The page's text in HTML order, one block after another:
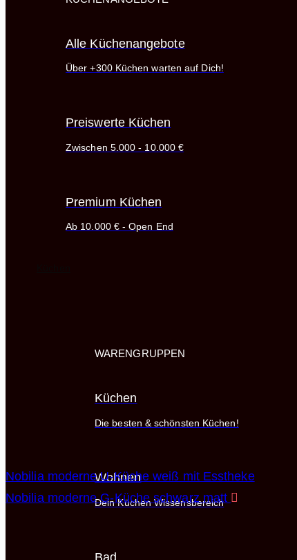
Alle Küchenangebote
Über +300 Küchen warten auf Dich!
Preiswerte Küchen
Zwischen 5.000 - 10.000 €
Premium Küchen
Ab 10.000 € - Open End
WARENGRUPPEN
Küchen
Die besten & schönsten Küchen!
Wohnen
Dein Küchen Wissensbereich
Bad
Nobilia moderne U-Küche weiß mit Esstheke
Nobilia moderne G-Küche schwarz matt